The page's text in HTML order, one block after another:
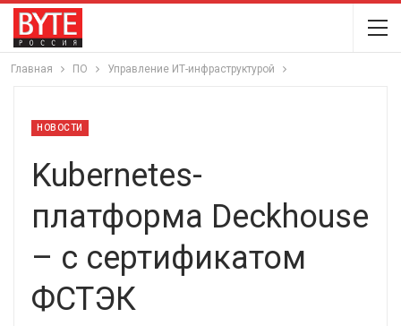
Главная ПО Управление ИТ-инфраструктурой
НОВОСТИ
Kubernetes-
платформа Deckhouse
– с сертификатом
ФСТЭК